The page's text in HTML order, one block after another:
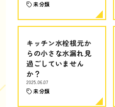
未分類
キッチン水栓根元か
らの小さな水漏れ見
過ごしていません
か？
2025.06.07
未分類